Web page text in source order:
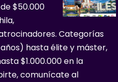
$50.000
Categorías
hasta élite y máster,
$1.000.000 en la
comunícate al